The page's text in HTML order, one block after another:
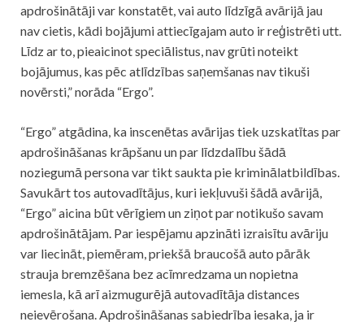
apdrošinātāji var konstatēt, vaiauto līdzīgā avārijā jau
nav cietis, kādi bojājumi attiecīgajamauto ir reģistrēti utt.
Līdz ar to, pieaicinot speciālistus, nav grūti noteikt
bojājumus, kas pēc atlīdzības saņemšanas nav tikuši
novērsti,” norāda “Ergo”.
“Ergo” atgādina, ka inscenētas avārijas tiek uzskatītas par
apdrošināšanas krāpšanu un par līdzdalību šādā
noziegumā persona var tikt saukta pie kriminālatbildības.
Savukārt tos autovadītājus, kuri iekļuvuši šādā avārijā,
“Ergo” aicina būt vērīgiem un ziņot par notikušo savam
apdrošinātājam. Par iespējamu apzināti izraisītu avāriju
var liecināt, piemēram, priekšā braucošā auto pārāk
strauja bremzēšana bez acīmredzama un nopietna
iemesla, kā arī aizmugurējā autovadītāja distances
neievērošana. Apdrošināšanas sabiedrība iesaka, ja ir